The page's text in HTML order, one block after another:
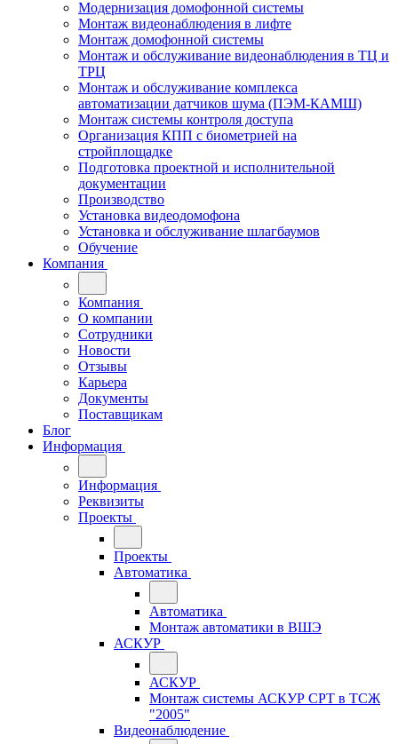
Модернизация домофонной системы
Монтаж видеонаблюдения в лифте
Монтаж домофонной системы
Монтаж и обслуживание видеонаблюдения в ТЦ и
ТРЦ
Монтаж и обслуживание комплекса
автоматизации датчиков шума (ПЭМ-КАМШ)
Монтаж системы контроля доступа
Организация КПП с биометрией на
стройплощадке
Подготовка проектной и исполнительной
документации
Производство
Установка видеодомофона
Установка и обслуживание шлагбаумов
Обучение
Компания
Компания
О компании
Сотрудники
Новости
Отзывы
Карьера
Документы
Поставщикам
Блог
Информация
Информация
Реквизиты
Проекты
Проекты
Автоматика
Автоматика
Монтаж автоматики в ВШЭ
АСКУР
АСКУР
Монтаж системы АСКУР СРТ в ТСЖ
"2005"
Видеонаблюдение